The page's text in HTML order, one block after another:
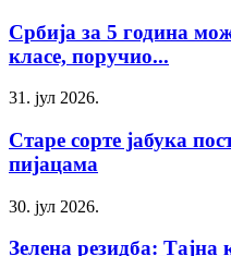
Србија за 5 година
класе, поручио...
31. јул 2026.
Старе сорте јабука
пијацама
30. јул 2026.
Зелена резидба: Тајна